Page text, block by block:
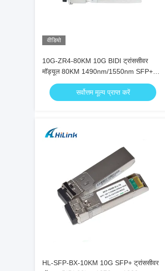
वीडियो
10G-ZR4-80KM 10G BIDI ट्रांससीवर
मॉड्यूल 80KM 1490nm/1550nm SFP+
STM-64 WDM 8SFP+ SMF
सर्वोत्तम मूल्य प्राप्त करें
HL-SFP-BX-10KM 10G SFP+ ट्रांससीवर